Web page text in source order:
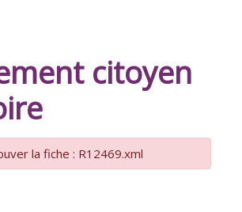
citoyen
la fiche : R12469.xml